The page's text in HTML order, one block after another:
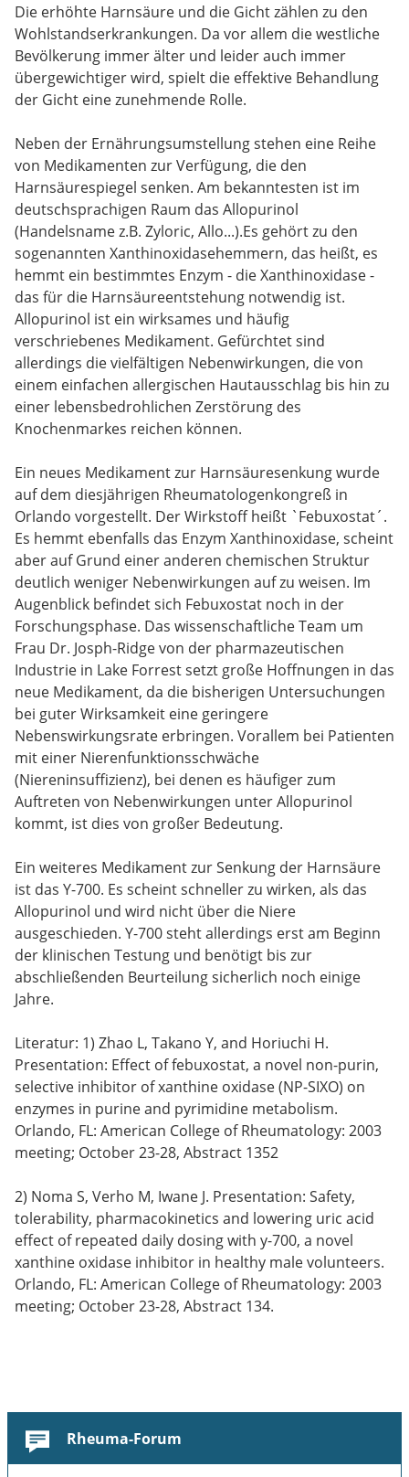
Die erhöhte Harnsäure und die Gicht zählen zu den
Wohlstandserkrankungen. Da vor allem die westliche
Bevölkerung immer älter und leider auch immer
übergewichtiger wird, spielt die effektive Behandlung
der Gicht eine zunehmende Rolle.
Neben der Ernährungsumstellung stehen eine Reihe
von Medikamenten zur Verfügung, die den
Harnsäurespiegel senken. Am bekanntesten ist im
deutschsprachigen Raum das Allopurinol
(Handelsname z.B. Zyloric, Allo...).Es gehört zu den
sogenannten Xanthinoxidasehemmern, das heißt, es
hemmt ein bestimmtes Enzym - die Xanthinoxidase -
das für die Harnsäureentstehung notwendig ist.
Allopurinol ist ein wirksames und häufig
verschriebenes Medikament. Gefürchtet sind
allerdings die vielfältigen Nebenwirkungen, die von
einem einfachen allergischen Hautausschlag bis hin zu
einer lebensbedrohlichen Zerstörung des
Knochenmarkes reichen können.
Ein neues Medikament zur Harnsäuresenkung wurde
auf dem diesjährigen Rheumatologenkongreß in
Orlando vorgestellt. Der Wirkstoff heißt `Febuxostat´.
Es hemmt ebenfalls das Enzym Xanthinoxidase, scheint
aber auf Grund einer anderen chemischen Struktur
deutlich weniger Nebenwirkungen auf zu weisen. Im
Augenblick befindet sich Febuxostat noch in der
Forschungsphase. Das wissenschaftliche Team um
Frau Dr. Josph-Ridge von der pharmazeutischen
Industrie in Lake Forrest setzt große Hoffnungen in das
neue Medikament, da die bisherigen Untersuchungen
bei guter Wirksamkeit eine geringere
Nebenswirkungsrate erbringen. Vorallem bei Patienten
mit einer Nierenfunktionsschwäche
(Niereninsuffizienz), bei denen es häufiger zum
Auftreten von Nebenwirkungen unter Allopurinol
kommt, ist dies von großer Bedeutung.
Ein weiteres Medikament zur Senkung der Harnsäure
ist das Y-700. Es scheint schneller zu wirken, als das
Allopurinol und wird nicht über die Niere
ausgeschieden. Y-700 steht allerdings erst am Beginn
der klinischen Testung und benötigt bis zur
abschließenden Beurteilung sicherlich noch einige
Jahre.
Literatur: 1) Zhao L, Takano Y, and Horiuchi H.
Presentation: Effect of febuxostat, a novel non-purin,
selective inhibitor of xanthine oxidase (NP-SIXO) on
enzymes in purine and pyrimidine metabolism.
Orlando, FL: American College of Rheumatology: 2003
meeting; October 23-28, Abstract 1352
2) Noma S, Verho M, Iwane J. Presentation: Safety,
tolerability, pharmacokinetics and lowering uric acid
effect of repeated daily dosing with y-700, a novel
xanthine oxidase inhibitor in healthy male volunteers.
Orlando, FL: American College of Rheumatology: 2003
meeting; October 23-28, Abstract 134.
Rheuma-Forum